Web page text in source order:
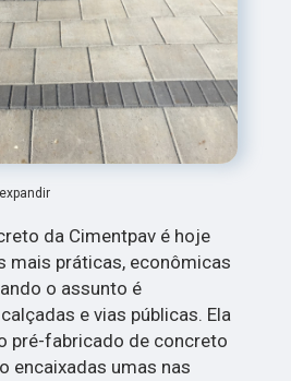
da Cimentpav é hoje
mais práticas, econômicas
o assunto é
e vias públicas. Ela
pré-fabricado de concreto
encaixadas umas nas